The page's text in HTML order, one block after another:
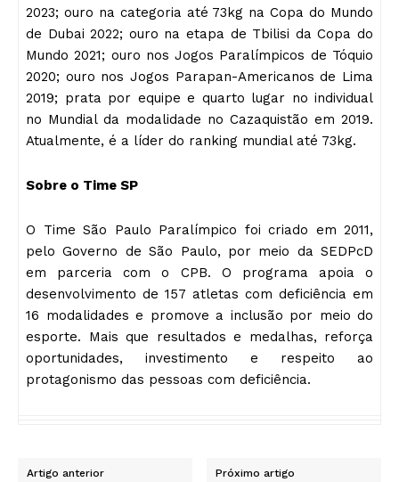
2023; ouro na categoria até 73kg na Copa do Mundo
de Dubai 2022; ouro na etapa de Tbilisi da Copa do
Mundo 2021; ouro nos Jogos Paralímpicos de Tóquio
2020; ouro nos Jogos Parapan-Americanos de Lima
2019; prata por equipe e quarto lugar no individual
no Mundial da modalidade no Cazaquistão em 2019.
Atualmente, é a líder do ranking mundial até 73kg.
Sobre o Time SP
O Time São Paulo Paralímpico foi criado em 2011,
pelo Governo de São Paulo, por meio da SEDPcD
em parceria com o CPB. O programa apoia o
desenvolvimento de 157 atletas com deficiência em
16 modalidades e promove a inclusão por meio do
esporte. Mais que resultados e medalhas, reforça
oportunidades, investimento e respeito ao
protagonismo das pessoas com deficiência.
Artigo anterior Próximo artigo